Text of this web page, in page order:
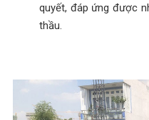
quyết, đáp ứng được
thầu.